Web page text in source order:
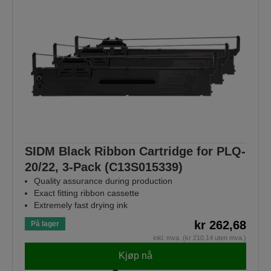
SIDM Black Ribbon Cartridge for PLQ-
20/22, 3-Pack (C13S015339)
Quality assurance during production
Exact fitting ribbon cassette
Extremely fast drying ink
På lager kr 262,68
inkl. mva. (kr 210,14 uten mva.)
Kjøp nå